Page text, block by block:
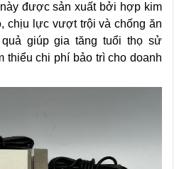
được sản xuất bởi hợp kim
chịu lực vượt trội và chống ăn
giúp gia tăng tuổi thọ sử
thiểu chi phí bảo trì cho doanh